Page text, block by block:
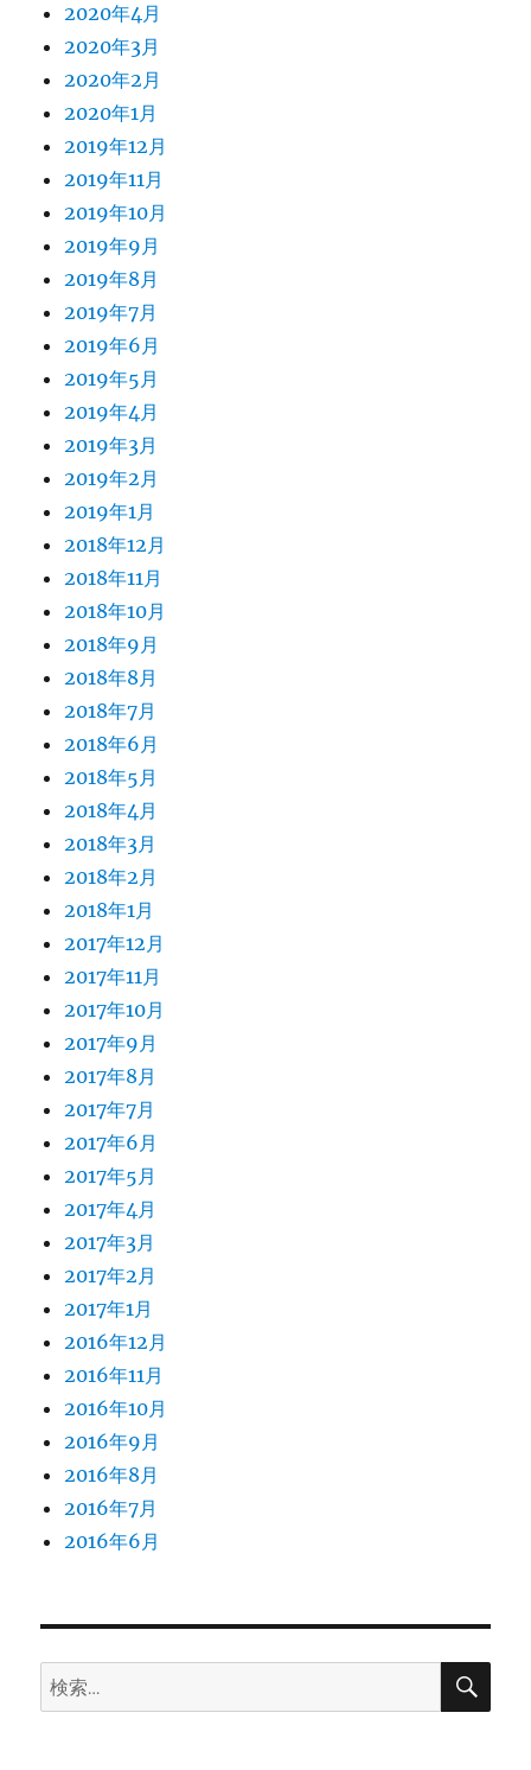
2020年4月
2020年3月
2020年2月
2020年1月
2019年12月
2019年11月
2019年10月
2019年9月
2019年8月
2019年7月
2019年6月
2019年5月
2019年4月
2019年3月
2019年2月
2019年1月
2018年12月
2018年11月
2018年10月
2018年9月
2018年8月
2018年7月
2018年6月
2018年5月
2018年4月
2018年3月
2018年2月
2018年1月
2017年12月
2017年11月
2017年10月
2017年9月
2017年8月
2017年7月
2017年6月
2017年5月
2017年4月
2017年3月
2017年2月
2017年1月
2016年12月
2016年11月
2016年10月
2016年9月
2016年8月
2016年7月
2016年6月
検
索:
検